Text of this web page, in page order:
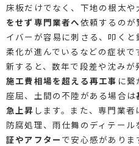
床板だけでなく、下地の根太
をせず専門業者へ依頼するのが
イバーが容易に刺さる、叩く
柔化が進んでいるなどの症状
新すると、数年で段差や沈みが
施工費相場を超える再工事 に
座屈、土間の不陸がある場合は
急上昇 します。また、専門業者
防腐処理、雨仕舞のディテー
証やアフター で安心感がありま